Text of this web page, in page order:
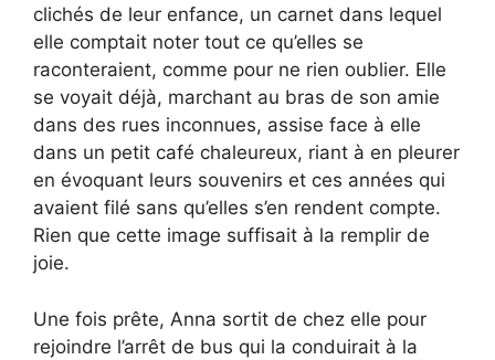
clichés de leur enfance, un carnet dans lequel
elle comptait noter tout ce qu’elles se
raconteraient, comme pour ne rien oublier. Elle
se voyait déjà, marchant au bras de son amie
dans des rues inconnues, assise face à elle
dans un petit café chaleureux, riant à en pleurer
en évoquant leurs souvenirs et ces années qui
avaient filé sans qu’elles s’en rendent compte.
Rien que cette image suffisait à la remplir de
joie.
Une fois prête, Anna sortit de chez elle pour
rejoindre l’arrêt de bus qui la conduirait à la